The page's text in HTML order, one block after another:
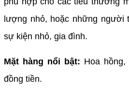
lượng nhỏ, hoặc những người
sự kiện nhỏ, gia đình.
Mặt hàng nổi bật: Hoa
đồng tiền.